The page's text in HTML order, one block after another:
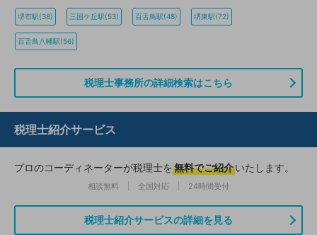
堺市駅(38) 三国ケ丘駅(53) 百舌鳥駅(48) 堺東駅(72)
百舌鳥八幡駅(56)
税理士事務所の詳細検索はこちら
税理士紹介サービス
プロのコーディネーターが税理士を無料でご紹介いたします。
相談無料 全国対応 24時間受付
税理士紹介サービスの詳細を見る